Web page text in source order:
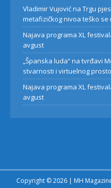
Vladimir Vujović na Trgu
metafizičkog nivoa teško se
Najava programa XL
avgust
„Španska luda“ na tvrđavi
stvarnosti i virtuelnog
Najava programa XL
avgust
Copyright © 2026 | MH